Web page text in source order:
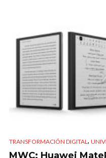
TRANSFORMACIÓN DIGITAL ,
MWC: Huawei